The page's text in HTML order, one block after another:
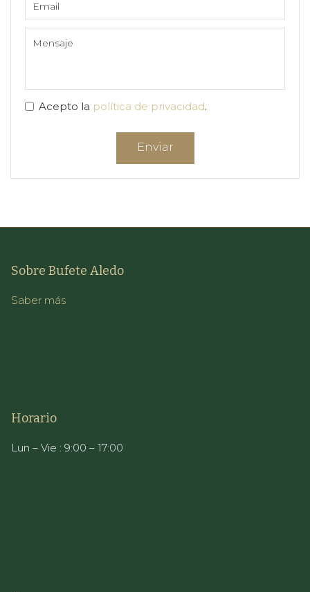
Acepto la política de privacidad.
Sobre Bufete Aledo
Saber más
Horario
Lun – Vie : 9:00 – 17:00